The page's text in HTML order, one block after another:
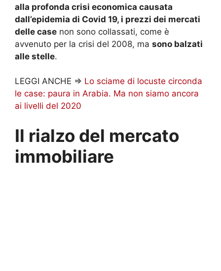
alla profonda crisi economica causata
dall’epidemia di Covid 19, i prezzi dei mercati
delle case non sono collassati, come è
avvenuto per la crisi del 2008, ma sono balzati
alle stelle.
LEGGI ANCHE => Lo sciame di locuste circonda
le case: paura in Arabia. Ma non siamo ancora
ai livelli del 2020
Il rialzo del mercato
immobiliare